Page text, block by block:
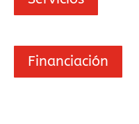
Financiación